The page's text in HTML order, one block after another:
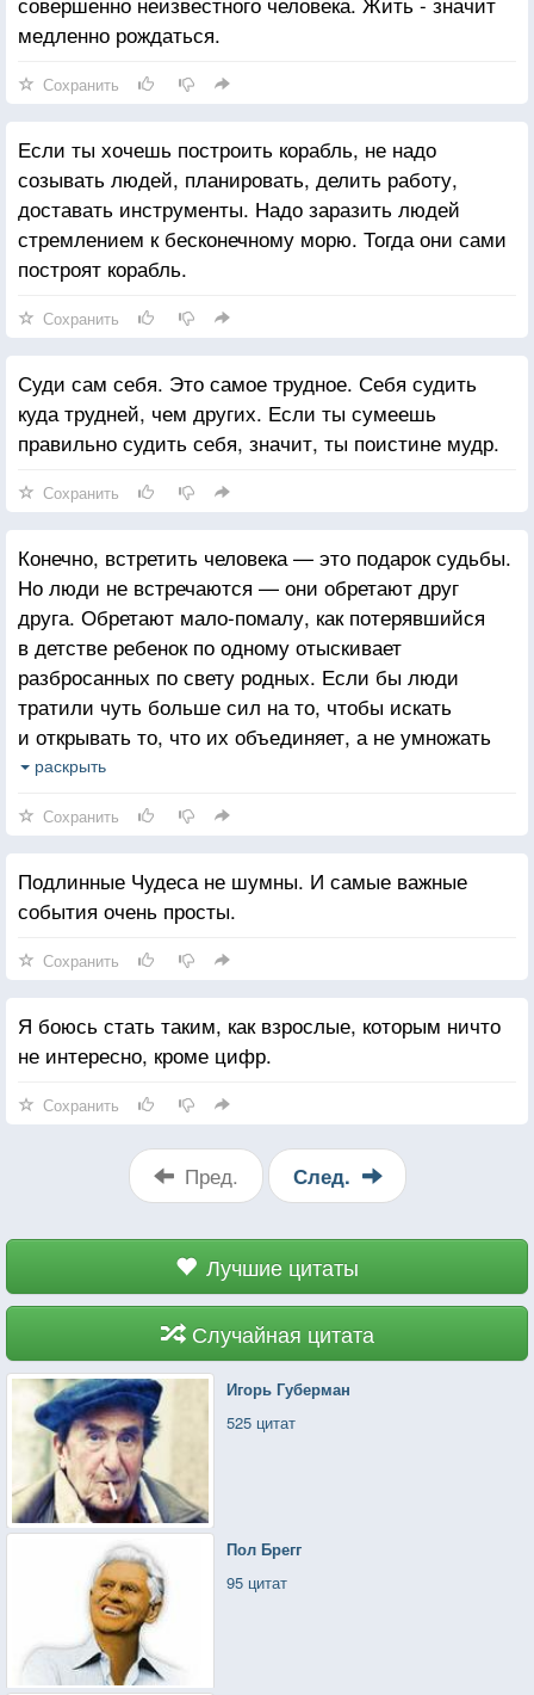
медленно рождаться.
Сохранить
Если ты хочешь построить корабль, не надо
созывать людей, планировать, делить работу,
доставать инструменты. Надо заразить людей
стремлением к бесконечному морю. Тогда они сами
построят корабль.
Сохранить
Суди сам себя. Это самое трудное. Себя судить
куда трудней, чем других. Если ты сумеешь
правильно судить себя, значит, ты поистине мудр.
Сохранить
Конечно, встретить человека — это подарок судьбы.
Но люди не встречаются — они обретают друг
друга. Обретают мало-помалу, как потерявшийся
в детстве ребенок по одному отыскивает
разбросанных по свету родных. Если бы люди
тратили чуть больше сил на то, чтобы искать
и открывать то, что их объединяет, а не умножать
то, что их разделяет, — быть может, нам
раскрыть
Сохранить
Подлинные Чудеса не шумны. И самые важные
события очень просты.
Сохранить
Я боюсь стать таким, как взрослые, которым ничто
не интересно, кроме цифр.
Сохранить
Пред. След.
Лучшие цитаты
Случайная цитата
Игорь Губерман
525 цитат
Пол Брегг
95 цитат